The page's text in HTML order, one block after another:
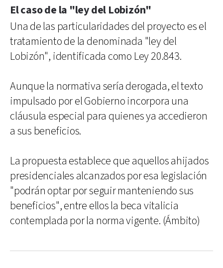
El caso de la "ley del Lobizón"
Una de las particularidades del proyecto es el
tratamiento de la denominada "ley del
Lobizón", identificada como Ley 20.843.
Aunque la normativa sería derogada, el texto
impulsado por el Gobierno incorpora una
cláusula especial para quienes ya accedieron
a sus beneficios.
La propuesta establece que aquellos ahijados
presidenciales alcanzados por esa legislación
"podrán optar por seguir manteniendo sus
beneficios", entre ellos la beca vitalicia
contemplada por la norma vigente. (Ámbito)